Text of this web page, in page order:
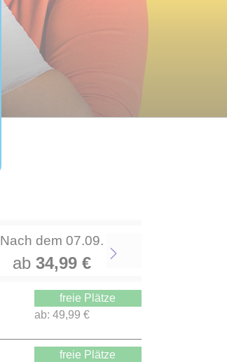
Nach dem 07.09.
ab 34,99 € Next
freie Plätze
ab: 49,99 €
freie Plätze